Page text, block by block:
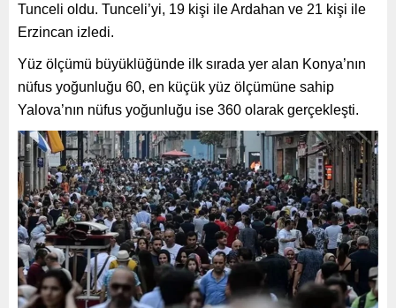
Tunceli oldu. Tunceli’yi, 19 kişi ile Ardahan ve 21 kişi ile
Erzincan izledi.
Yüz ölçümü büyüklüğünde ilk sırada yer alan Konya’nın
nüfus yoğunluğu 60, en küçük yüz ölçümüne sahip
Yalova’nın nüfus yoğunluğu ise 360 olarak gerçekleşti.